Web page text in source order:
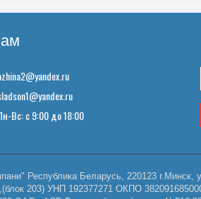
Вс: с 9:00 до 18:00
Республика Беларусь, 220123 г.Минск,
203) УНП 192377271 ОКПО